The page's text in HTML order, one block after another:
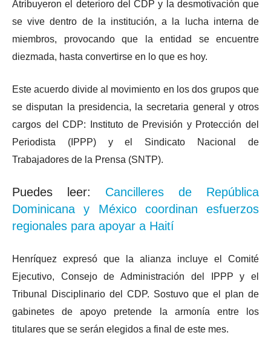
Atribuyeron el deterioro del CDP y la desmotivación que
se vive dentro de la institución, a la lucha interna de
miembros, provocando que la entidad se encuentre
diezmada, hasta convertirse en lo que es hoy.
Este acuerdo divide al movimiento en los dos grupos que
se disputan la presidencia, la secretaria general y otros
cargos del CDP: Instituto de Previsión y Protección del
Periodista (IPPP) y el Sindicato Nacional de
Trabajadores de la Prensa (SNTP).
Puedes leer: Cancilleres de República
Dominicana y México coordinan esfuerzos
regionales para apoyar a Haití
Henríquez expresó que la alianza incluye el Comité
Ejecutivo, Consejo de Administración del IPPP y el
Tribunal Disciplinario del CDP. Sostuvo que el plan de
gabinetes de apoyo pretende la armonía entre los
titulares que se serán elegidos a final de este mes.